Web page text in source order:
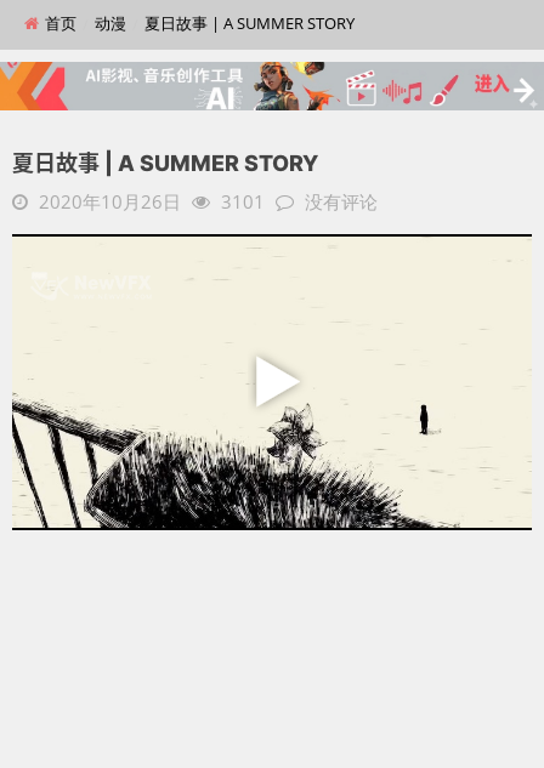
首页 动漫 夏日故事 | A SUMMER STORY
夏日故事 | A SUMMER STORY
2020年10月26日 3101 没有评论